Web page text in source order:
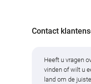
Contact
Heeft u vragen
vinden of wilt u
land om de